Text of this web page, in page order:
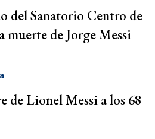
del Sanatorio Centro de
muerte de Jorge Messi
de Lionel Messi a los 68